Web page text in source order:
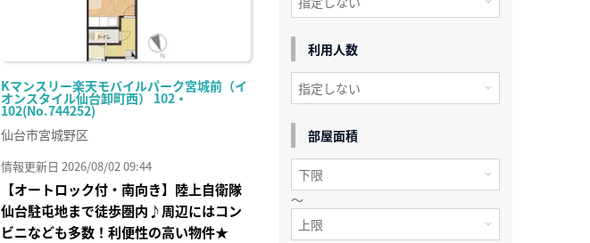
Kマンスリー楽天モバイルパーク宮城前（イ
オンスタイル仙台卸町西） 102・
102(No.744252)
仙台市宮城野区
情報更新日 2026/08/02 09:44
【オートロック付・南向き】陸上自衛隊
仙台駐屯地まで徒歩圏内♪周辺にはコン
ビニなども多数！利便性の高い物件★
利用人数
部屋面積
～